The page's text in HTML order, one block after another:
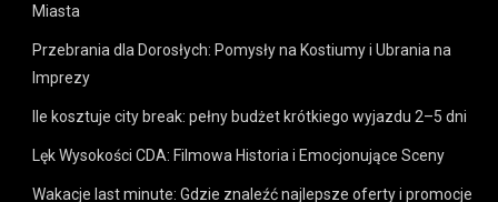
Miasta
Przebrania dla Dorosłych: Pomysły na Kostiumy i Ubrania na
Imprezy
Ile kosztuje city break: pełny budżet krótkiego wyjazdu 2–5 dni
Lęk Wysokości CDA: Filmowa Historia i Emocjonujące Sceny
Wakacje last minute: Gdzie znaleźć najlepsze oferty i promocje